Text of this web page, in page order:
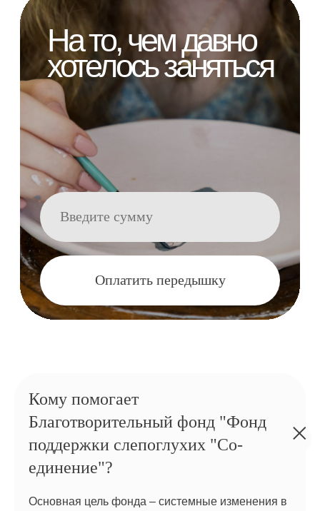
Кому помогает
Благотворительный фонд "Фонд
поддержки слепоглухих "Со-
единение"?
Основная цель фонда – системные изменения в